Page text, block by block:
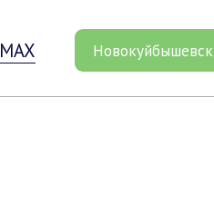
MAX Новокуйбышевск